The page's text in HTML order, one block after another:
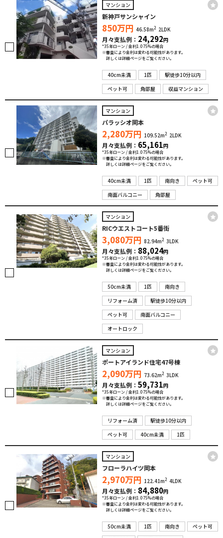
マンション
新神戸サンシャイン
850万円 46.58m2 2LDK
月々支払例： 24,292円
*35年ローン / 金利1.075%の場合
※審査により金利は変わる可能性があります。
詳しくは詳細ページをご覧ください。
40cm未満 1匹
駅徒歩10分以内
ペット可
角部屋 収益マンション
マンション
パラッシオ岡本
2,280万円 109.52m2 2LDK
月々支払例： 65,161円
*35年ローン / 金利1.075%の場合
※審査により金利は変わる可能性があります。
詳しくは詳細ページをご覧ください。
40cm未満 1匹 南向き
ペット可
南面バルコニー
角部屋
マンション
RICウエストコート5番街
3,080万円 82.94m2 3LDK
月々支払例： 88,024円
*35年ローン / 金利1.075%の場合
※審査により金利は変わる可能性があります。
詳しくは詳細ページをご覧ください。
50cm未満 1匹
南向き
リフォーム済
駅徒歩10分以内
ペット可
南面バルコニー
オートロック
マンション
ポートアイランド住宅47号棟
2,090万円 73.62m2 3LDK
月々支払例： 59,731円
*35年ローン / 金利1.075%の場合
※審査により金利は変わる可能性があります。
詳しくは詳細ページをご覧ください。
リフォーム済
駅徒歩10分以内
ペット可
40cm未満 1匹
マンション
フローラハイツ岡本
2,970万円 122.41m2 4LDK
月々支払例： 84,880円
*35年ローン / 金利1.075%の場合
※審査により金利は変わる可能性があります。
詳しくは詳細ページをご覧ください。
50cm未満 1匹 南向き
ペット可